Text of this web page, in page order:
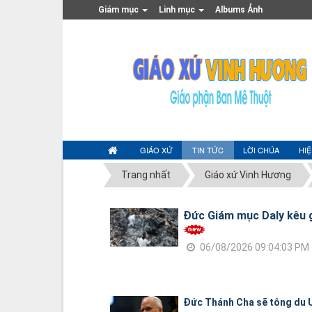
Giám mục Linh mục Albums Ảnh
GIÁO XỨ TIN TỨC LỜI CHÚA
Trang nhất Giáo xứ Vinh Hương
Đức Giám mục Daly kêu
06/08/2026 09:04:03 PM
Đức Thánh Cha sẽ tông du